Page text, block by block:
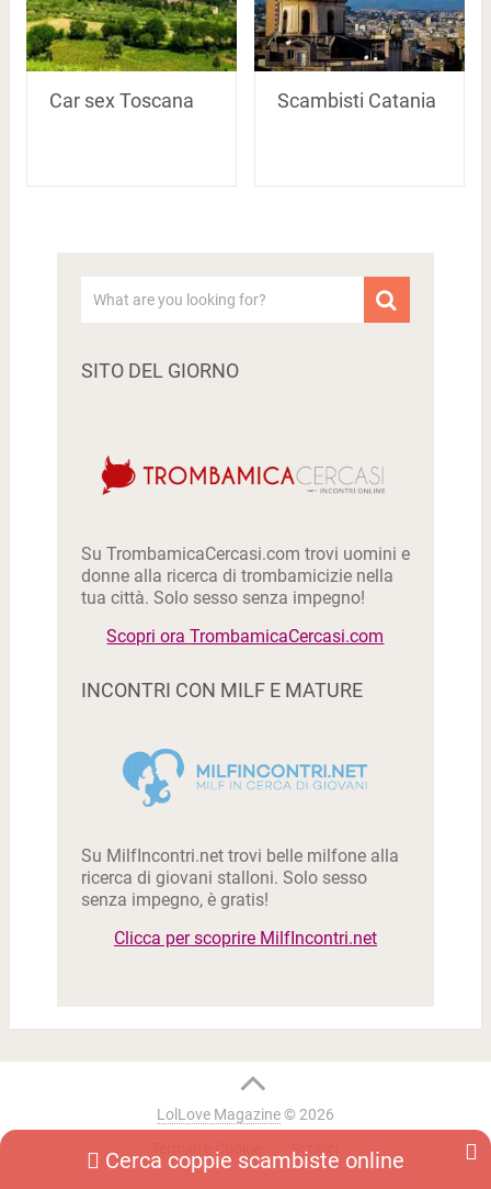
Cerca coppie scambiste online
Car sex Toscana Scambisti Catania
SITO DEL GIORNO
Su TrombamicaCercasi.com trovi uomini e
donne alla ricerca di trombamicizie nella
tua città. Solo sesso senza impegno!
Scopri ora TrombamicaCercasi.com
INCONTRI CON MILF E MATURE
Su MilfIncontri.net trovi belle milfone alla
ricerca di giovani stalloni. Solo sesso
senza impegno, è gratis!
Clicca per scoprire MilfIncontri.net
LolLove Magazine© 2026
Termini e Cookie
Scrivici